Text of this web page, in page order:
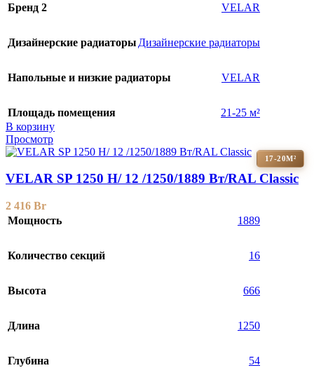
Бренд 2 VELAR
Дизайнерские радиаторы Дизайнерские радиаторы
Напольные и низкие радиаторы VELAR
Площадь помещения
21-25 м²
В корзину
Просмотр
17-20М²
VELAR SP 1250 H/ 12 /1250/1889 Вт/RAL Classic
2 416 Br
Мощность
1889
Количество секций 16
Высота 666
Длина 1250
Глубина 54